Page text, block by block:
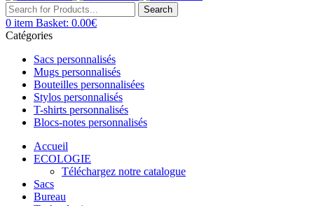
Search
0 item Basket: 0.00€
Catégories
Sacs personnalisés
Mugs personnalisés
Bouteilles personnalisées
Stylos personnalisés
T-shirts personnalisés
Blocs-notes personnalisés
Accueil
ECOLOGIE
Téléchargez notre catalogue
Sacs
Bureau